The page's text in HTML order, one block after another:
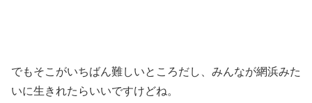
でもそこがいちばん難しいところだし、みんなが網浜みた
いに生きれたらいいですけどね。